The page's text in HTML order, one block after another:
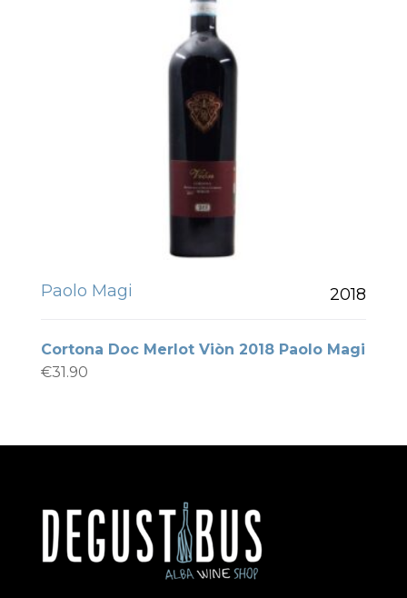
Paolo Magi 2018
Cortona Doc Merlot Viòn 2018 Paolo Magi
€31.90